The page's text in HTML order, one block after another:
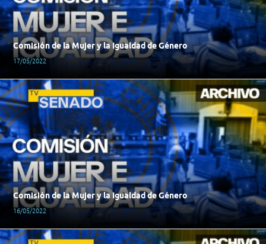
Comisión de la Mujer y la Igualdad de Género
17/05/2022
Comisión de la Mujer y la Igualdad de Género
16/05/2022